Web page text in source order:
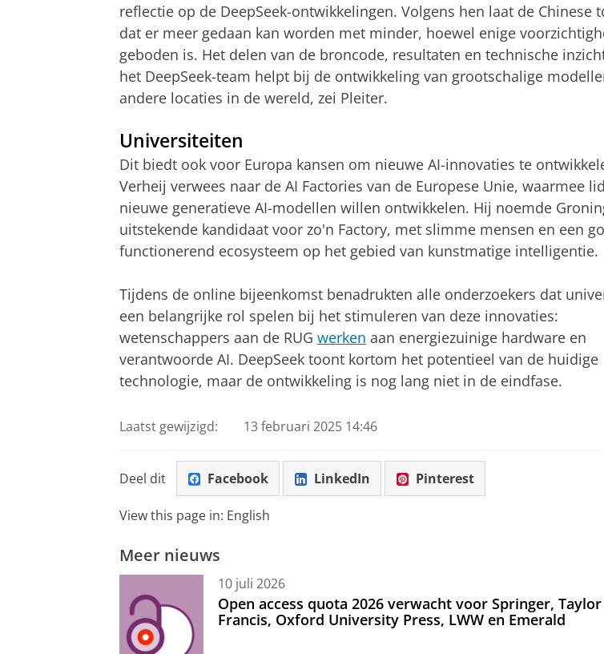
reflectie op de DeepSeek-ontwikkelingen. Volgens hen laat de Chinese
dat er meer gedaan kan worden met minder, hoewel enige
geboden is. Het delen van de broncode, resultaten en technische
het DeepSeek-team helpt bij de ontwikkeling van grootschalige
andere locaties in de wereld, zei Pleiter.
Universiteiten
Dit biedt ook voor Europa kansen om nieuwe AI-innovaties te
Verheij verwees naar de AI Factories van de Europese Unie, waarmee
nieuwe generatieve AI-modellen willen ontwikkelen. Hij noemde
uitstekende kandidaat voor zo'n Factory, met slimme mensen en een
functionerend ecosysteem op het gebied van kunstmatige intelligentie.
Tijdens de online bijeenkomst benadrukten alle onderzoekers dat
een belangrijke rol spelen bij het stimuleren van deze innovaties:
wetenschappers aan de RUG werken aan energiezuinige hardware en
verantwoorde AI. DeepSeek toont kortom het potentieel van de huidige
technologie, maar de ontwikkeling is nog lang niet in de eindfase.
Laatst gewijzigd: 13 februari 2025 14:46
Deel dit Facebook LinkedIn Pinterest
View this page in: English
Meer nieuws
10 juli 2026
Open access quota 2026 verwacht voor Springer,
Francis, Oxford University Press, LWW en Emerald